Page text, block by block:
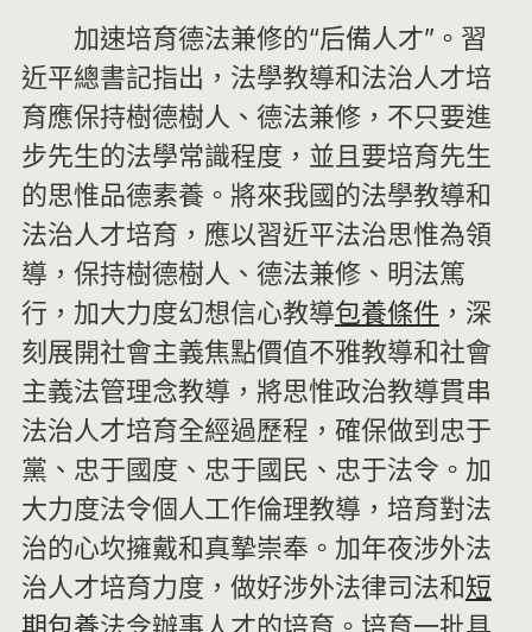
加速培育德法兼修的“后備人才”。習
近平總書記指出，法學教導和法治人才培
育應保持樹德樹人、德法兼修，不只要進
步先生的法學常識程度，並且要培育先生
的思惟品德素養。將來我國的法學教導和
法治人才培育，應以習近平法治思惟為領
導，保持樹德樹人、德法兼修、明法篤
行，加大力度幻想信心教導包養條件 ，深
刻展開社會主義焦點價值不雅教導和社會
主義法管理念教導，將思惟政治教導貫串
法治人才培育全經過歷程，確保做到忠于
黨、忠于國度、忠于國民、忠于法令。加
大力度法令個人工作倫理教導，培育對法
治的心坎擁戴和真摯崇奉。加年夜涉外法
治人才培育力度，做好涉外法律司法和短